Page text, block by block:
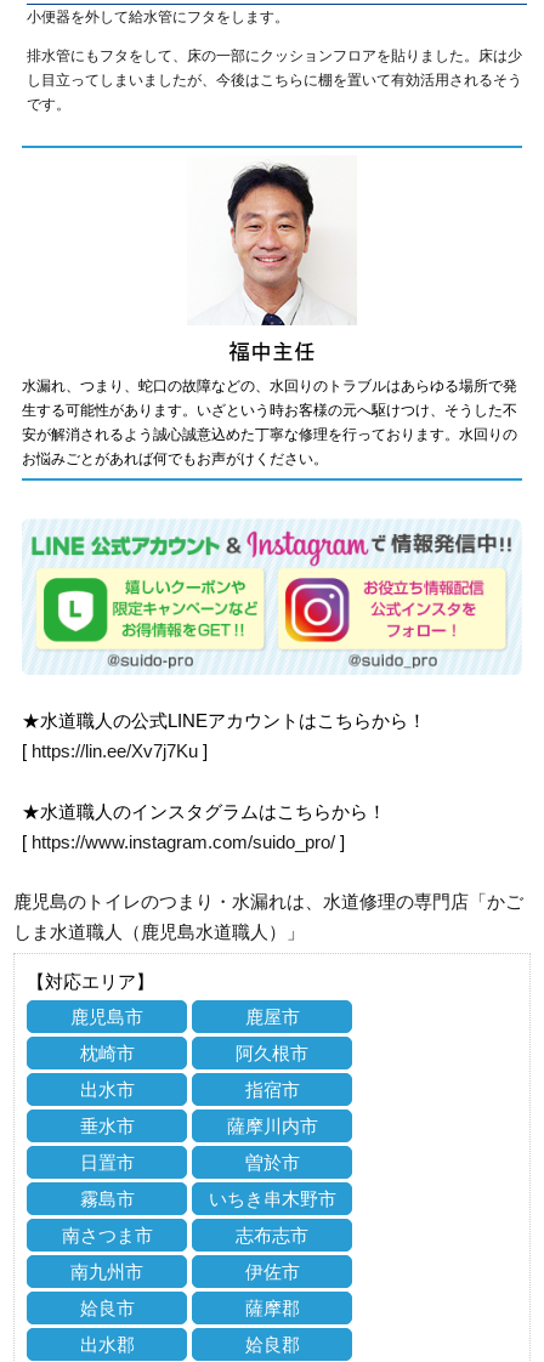
小便器を外して給水管にフタをします。
排水管にもフタをして、床の一部にクッションフロアを貼りました。床は少
し目立ってしまいましたが、今後はこちらに棚を置いて有効活用されるそう
です。
水漏れ、つまり、蛇口の故障などの、水回りのトラブルはあらゆる場所で発
生する可能性があります。いざという時お客様の元へ駆けつけ、そうした不
安が解消されるよう誠心誠意込めた丁寧な修理を行っております。水回りの
お悩みごとがあれば何でもお声がけください。
★水道職人の公式LINEアカウントはこちらから！
[ https://lin.ee/Xv7j7Ku ]
★水道職人のインスタグラムはこちらから！
[ https://www.instagram.com/suido_pro/ ]
鹿児島のトイレのつまり・水漏れは、水道修理の専門店「かご
しま水道職人（鹿児島水道職人）」
【対応エリア】
鹿児島市
鹿屋市
枕崎市
阿久根市
出水市
指宿市
垂水市
薩摩川内市
日置市
曽於市
霧島市
いちき串木野市
南さつま市
志布志市
南九州市
伊佐市
姶良市
薩摩郡
出水郡
姶良郡